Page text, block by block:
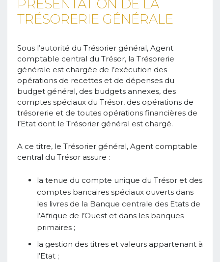
PRÉSENTATION DE LA
TRÉSORERIE GÉNÉRALE
Sous l’autorité du Trésorier général, Agent
comptable central du Trésor, la Trésorerie
générale est chargée de l’exécution des
opérations de recettes et de dépenses du
budget général, des budgets annexes, des
comptes spéciaux du Trésor, des opérations de
trésorerie et de toutes opérations financières de
l’Etat dont le Trésorier général est chargé.
A ce titre, le Trésorier général, Agent comptable
central du Trésor assure :
la tenue du compte unique du Trésor et des
comptes bancaires spéciaux ouverts dans
les livres de la Banque centrale des Etats de
l’Afrique de l’Ouest et dans les banques
primaires ;
la gestion des titres et valeurs appartenant à
l’Etat ;